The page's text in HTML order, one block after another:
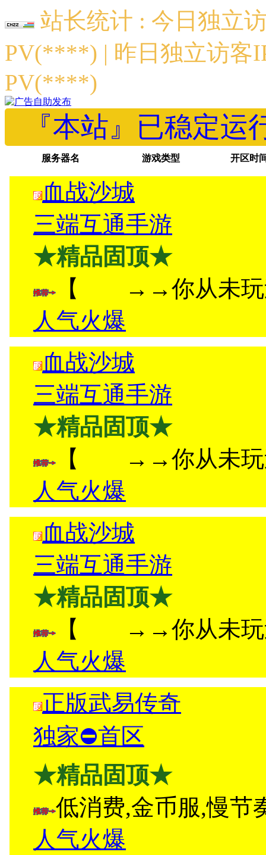
站长统计 : 今日独立
PV(****) | 昨日独立访客
PV(****)
『本站』已稳定运